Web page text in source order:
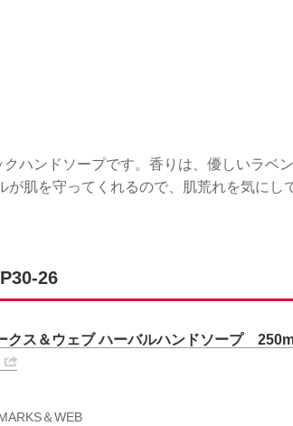
ハンドソープです。香りは、優しいラベ
が肌を守ってくれるので、肌荒れを気にし
26
ス＆ウェブ ハーバルハンドソープ
＆WEB